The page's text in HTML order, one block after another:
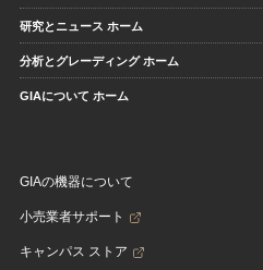
研究とニュース ホーム
分析とグレーディング ホーム
GIAについて ホーム
GIAの機器について
小売業者サポート
キャンパス ストア